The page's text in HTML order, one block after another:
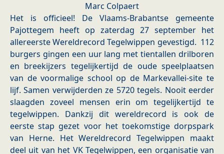
Marc Colpaert
Het is officieel! De Vlaams-Brabantse gemeente
Pajottegem heeft op zaterdag 27 september het
allereerste Wereldrecord Tegelwippen gevestigd. 112
burgers gingen een uur lang met tientallen drilboren
en breekijzers tegelijkertijd de oude speelplaatsen
van de voormalige school op de Markevallei-site te
lijf. Samen verwijderden ze 5720 tegels. Nooit eerder
slaagden zoveel mensen erin om tegelijkertijd te
tegelwippen. Dankzij dit wereldrecord is ook de
eerste stap gezet voor het toekomstige dorpspark
van Herne. Het Wereldrecord Tegelwippen maakt
deel uit van het VK Tegelwippen, een organisatie van